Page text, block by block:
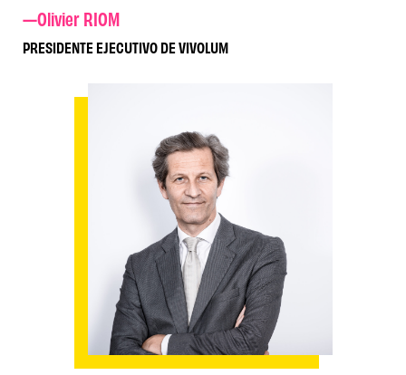
—Olivier RIOM
PRESIDENTE EJECUTIVO DE VIVOLUM